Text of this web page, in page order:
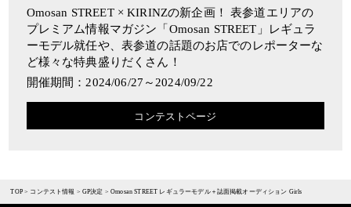
Omosan STREET × KIRINZの新企画！ 表参道エリアの
プレミアム情報マガジン「Omosan STREET」レギュラ
ーモデル就任や、表参道の話題のお店でのレポーターな
ど様々な特典盛りだくさん！
開催期間：2024/06/27～2024/09/22
コンテストページ
TOP> コンテスト情報 >GP決定 >Omosan STREET レギュラーモデル＋誌面掲載オーディション Girls